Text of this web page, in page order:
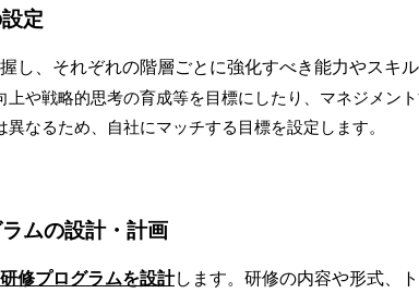
定
し、それぞれの階層ごとに強化すべき能力やスキル
上や戦略的思考の育成等を目標にしたり、マネジメ
なるため、自社にマッチする目標を設定します。
ムの設計・計画
修プログラムを設計します。研修の内容や形式、